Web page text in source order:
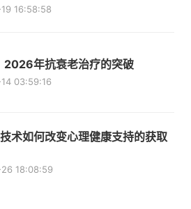
16:58:58
2026年抗衰老治疗的突破
03:59:16
术如何改变心理健康支持的获取
18:08:59